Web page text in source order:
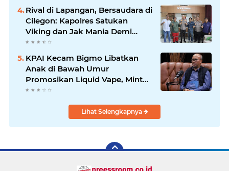
Rival di Lapangan, Bersaudara di
Cilegon: Kapolres Satukan
Viking dan Jak Mania Demi
Nobar Damai Piala Presiden
KPAI Kecam Bigmo Libatkan
Anak di Bawah Umur
Promosikan Liquid Vape, Minta
Aparat Bertindak Tegas
Lihat Selengkapnya